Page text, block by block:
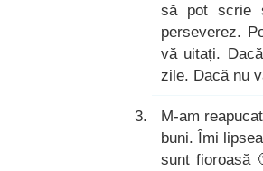
să pot scrie
perseverez.
vă uitați.
zile. Dacă nu
M-am
buni. Îmi
sunt fioroasă